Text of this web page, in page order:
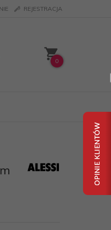
REJESTRACJA
0